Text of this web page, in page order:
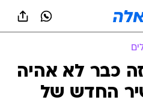
כבר לא אהיה
החדש של